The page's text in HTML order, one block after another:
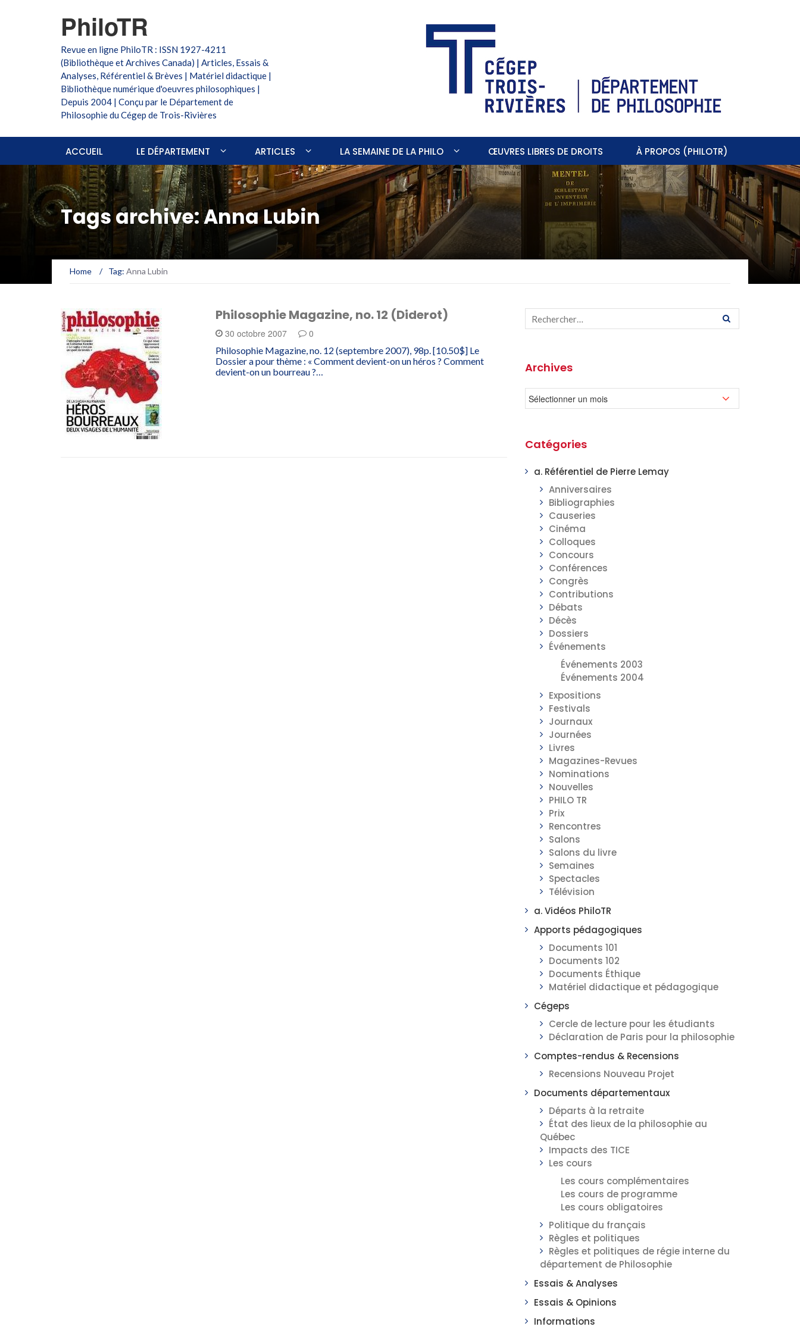
PhiloTR
Revue en ligne PhiloTR : ISSN 1927-4211
(Bibliothèque et Archives Canada) | Articles, Essais &
Analyses, Référentiel & Brèves | Matériel didactique |
Bibliothèque numérique d'oeuvres philosophiques |
Depuis 2004 | Conçu par le Département de
Philosophie du Cégep de Trois-Rivières
ACCUEIL LE DÉPARTEMENT ARTICLES LA SEMAINE DE LA PHILO ŒUVRES LIBRES DE DROITS À PROPOS (PHILOTR)
Tags archive: Anna Lubin
Home / Tag: Anna Lubin
Philosophie Magazine, no. 12 (Diderot)
30 octobre 2007 0
Philosophie Magazine, no. 12 (septembre 2007), 98p. [10.50$] Le
Dossier a pour thème : « Comment devient-on un héros ? Comment
devient-on un bourreau ?…
Archives
Catégories
a. Référentiel de Pierre Lemay
Anniversaires
Bibliographies
Causeries
Cinéma
Colloques
Concours
Conférences
Congrès
Contributions
Débats
Décès
Dossiers
Événements
Événements 2003
Événements 2004
Expositions
Festivals
Journaux
Journées
Livres
Magazines-Revues
Nominations
Nouvelles
PHILO TR
Prix
Rencontres
Salons
Salons du livre
Semaines
Spectacles
Télévision
a. Vidéos PhiloTR
Apports pédagogiques
Documents 101
Documents 102
Documents Éthique
Matériel didactique et pédagogique
Cégeps
Cercle de lecture pour les étudiants
Déclaration de Paris pour la philosophie
Comptes-rendus & Recensions
Recensions Nouveau Projet
Documents départementaux
Départs à la retraite
État des lieux de la philosophie au
Québec
Impacts des TICE
Les cours
Les cours complémentaires
Les cours de programme
Les cours obligatoires
Politique du français
Règles et politiques
Règles et politiques de régie interne du
département de Philosophie
Essais & Analyses
Essais & Opinions
Informations